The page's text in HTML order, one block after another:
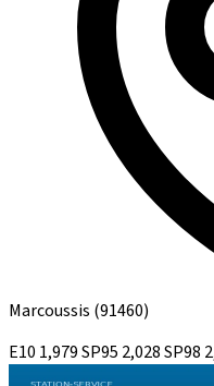
Marcoussis (91460)
E10 1,979SP95 2,028SP98